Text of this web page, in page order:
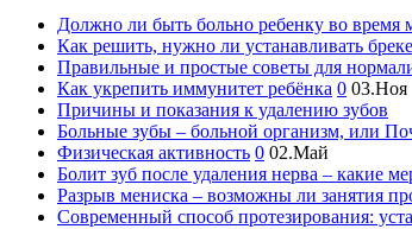
Должно ли быть больно ребенку во время
Как решить, нужно ли устанавливать
Правильные и простые советы для
Как укрепить иммунитет ребёнка 0 03.Ноя
Причины и показания к удалению зубов
Больные зубы – больной организм, или
Физическая активность 0 02.Май
Болит зуб после удаления нерва – какие
Разрыв мениска – возможны ли занятия
Современный способ протезирования: